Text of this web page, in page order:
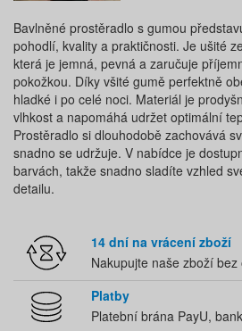
Bavlněné prostěradlo s gumou
pohodlí, kvality a praktičnosti. Je ušité
která je jemná, pevná a zaručuje
pokožkou. Díky všité gumě perfektně
hladké i po celé noci. Materiál je
vlhkost a napomáhá udržet optimální
Prostěradlo si dlouhodobě zachovává
snadno se udržuje. V nabídce je
barvách, takže snadno sladíte vzhled
detailu.
14 dní na vrácení zboží
Nakupujte naše zboží bez
Platby
Platební brána PayU,